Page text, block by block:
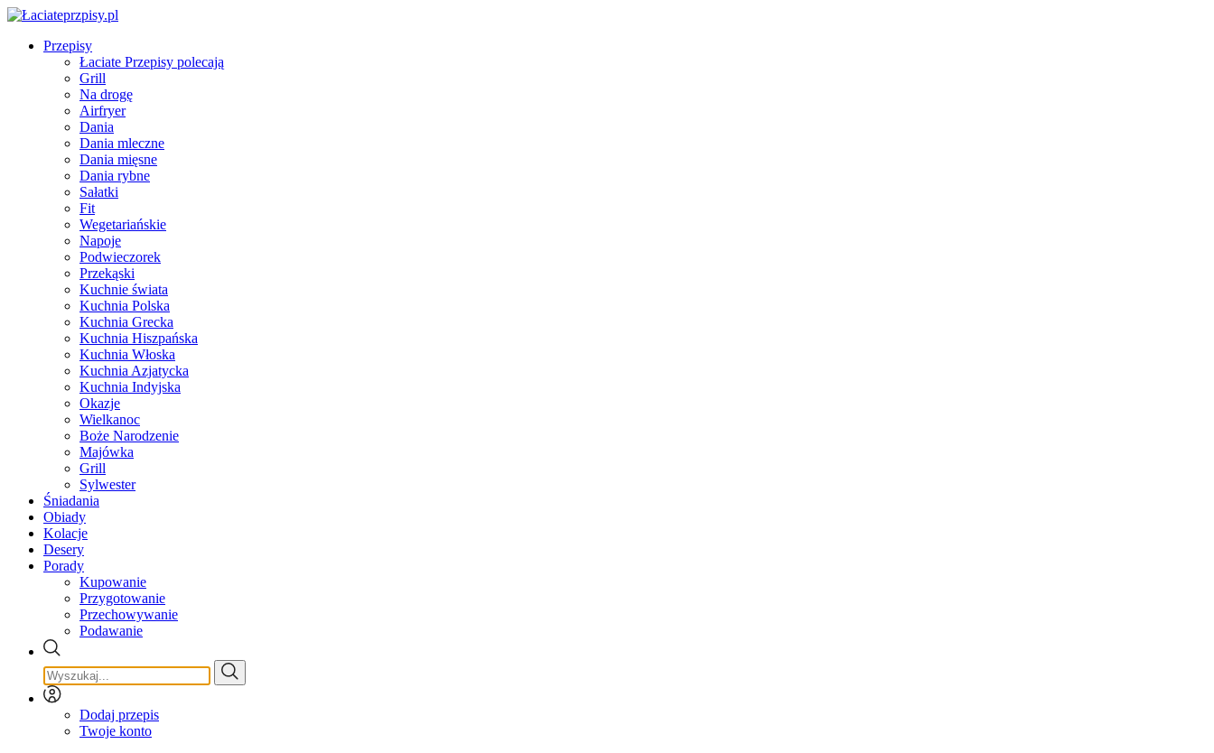
Przepisy
Łaciate Przepisy polecają
Grill
Na drogę
Airfryer
Dania
Dania mleczne
Dania mięsne
Dania rybne
Sałatki
Fit
Wegetariańskie
Napoje
Podwieczorek
Przekąski
Kuchnie świata
Kuchnia Polska
Kuchnia Grecka
Kuchnia Hiszpańska
Kuchnia Włoska
Kuchnia Azjatycka
Kuchnia Indyjska
Okazje
Wielkanoc
Boże Narodzenie
Majówka
Grill
Sylwester
Śniadania
Obiady
Kolacje
Desery
Porady
Kupowanie
Przygotowanie
Przechowywanie
Podawanie
Dodaj przepis
Twoje konto